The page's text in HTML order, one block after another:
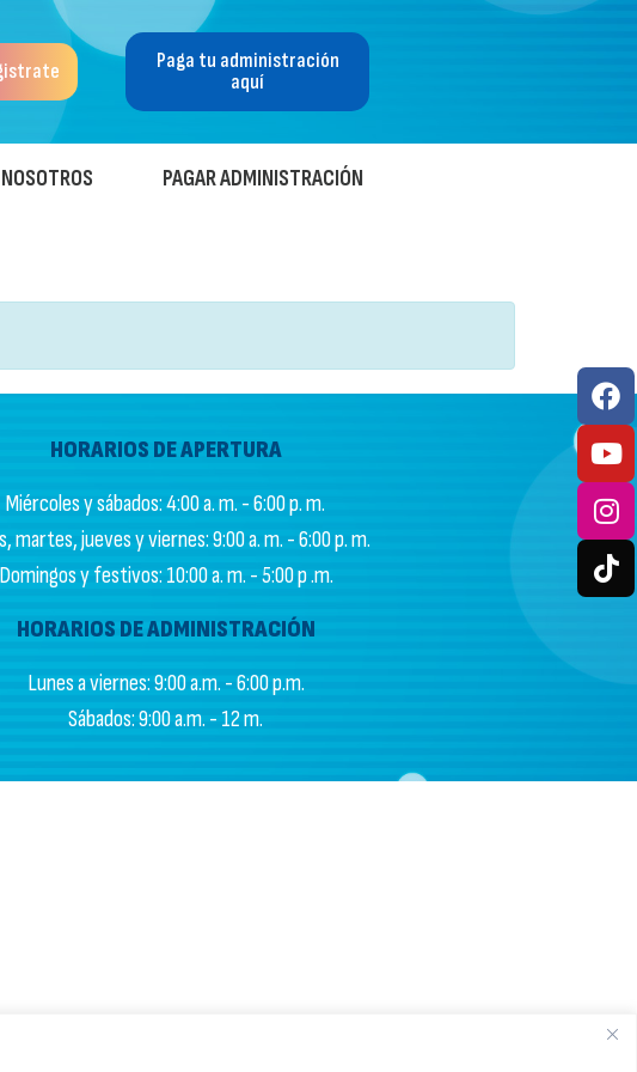
Paga tu administración
aquí
NOSOTROS PAGAR ADMINISTRACIÓN
HORARIOS DE APERTURA
Miércoles y sábados: 4:00 a. m. - 6:00 p. m.
martes, jueves y viernes: 9:00 a. m. - 6:00 p. m.
Domingos y festivos: 10:00 a. m. - 5:00 p .m.
HORARIOS DE ADMINISTRACIÓN
Lunes a viernes: 9:00 a.m. - 6:00 p.m.
Sábados: 9:00 a.m. - 12 m.